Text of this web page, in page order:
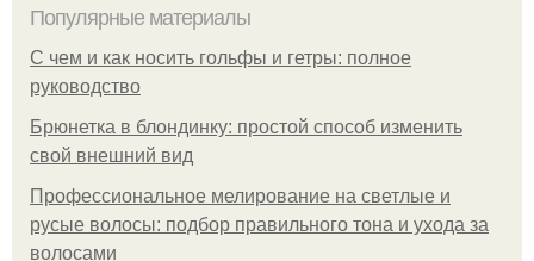
Популярные материалы
С чем и как носить гольфы и гетры: полное
руководство
Брюнетка в блондинку: простой способ изменить
свой внешний вид
Профессиональное мелирование на светлые и
русые волосы: подбор правильного тона и ухода за
волосами